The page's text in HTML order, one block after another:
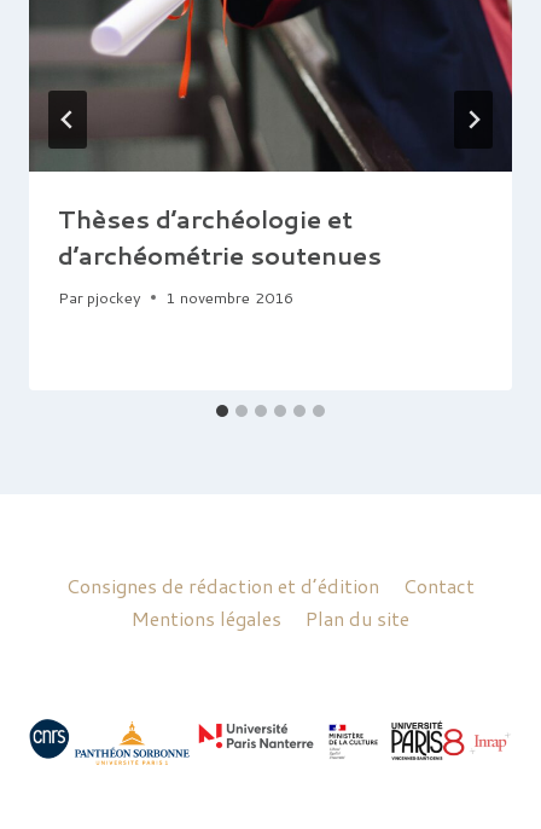
Thèses d’archéologie et
d’archéométrie soutenues
Par pjockey 1 novembre 2016
Consignes de rédaction et d’édition
Contact
Mentions légales
Plan du site